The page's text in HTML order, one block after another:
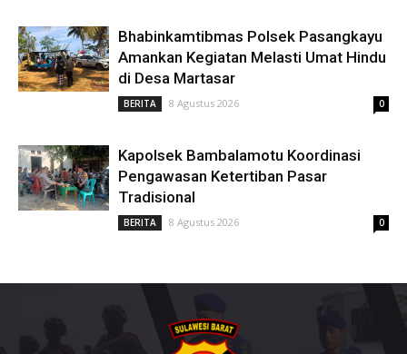
Bhabinkamtibmas Polsek Pasangkayu
Amankan Kegiatan Melasti Umat Hindu
di Desa Martasar
BERITA 8 Agustus 2026 0
Kapolsek Bambalamotu Koordinasi
Pengawasan Ketertiban Pasar
Tradisional
BERITA 8 Agustus 2026 0